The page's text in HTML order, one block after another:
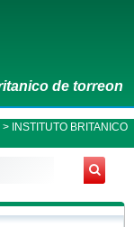
de torreon
> INSTITUTO BRITANICO